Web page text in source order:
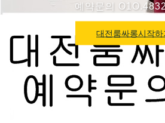
예약문의
대전룸싸롱시작하